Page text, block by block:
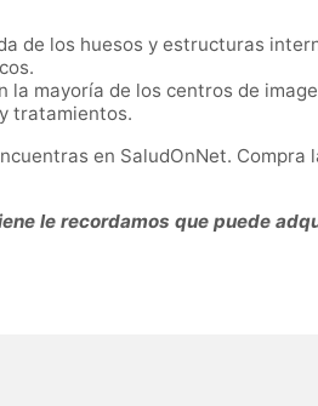
de los huesos y estructuras
la mayoría de los centros de
tratamientos.
en SaludOnNet. Compra
le recordamos que puede